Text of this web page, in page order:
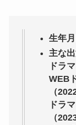
生年
主な出
ドラ
WEB
（
ドラ
（